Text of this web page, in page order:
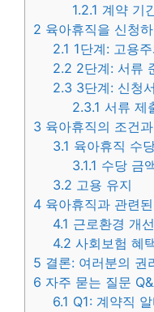
1.2.1 계약 기
2 육아휴직을 신청
2.1 1단계: 고용
2.2 2단계: 서류
2.3 3단계: 신청
2.3.1 서류 제
3 육아휴직의 조건
3.1 육아휴직 수
3.1.1 수당 금
3.2 고용 유지
4 육아휴직과 관련
4.1 근로환경 개선
4.2 사회보험 혜
5 결론: 여러분의 권
6 자주 묻는 질문
6.1 Q1: 계약직